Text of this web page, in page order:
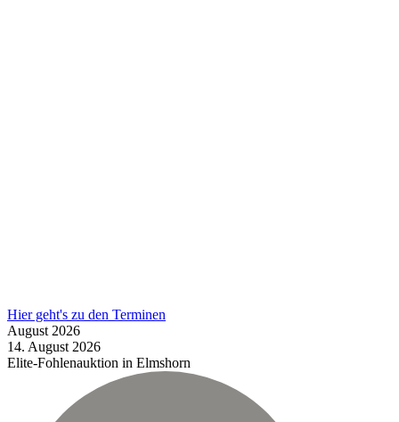
Hier geht's zu den Terminen
August 2026
14. August 2026
Elite-Fohlenauktion in Elmshorn